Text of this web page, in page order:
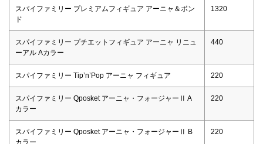
スパイファミリー プレミアムフィギュア アーニャ＆ボン
ド
1320
スパイファミリー プチエットフィギュア アーニャ リニュ
ーアル Aカラー
440
スパイファミリー Tip’n’Pop アーニャ フィギュア 220
スパイファミリー Qposket アーニャ・フォージャーⅡ A
カラー
220
スパイファミリー Qposket アーニャ・フォージャーⅡ B
カラー
220